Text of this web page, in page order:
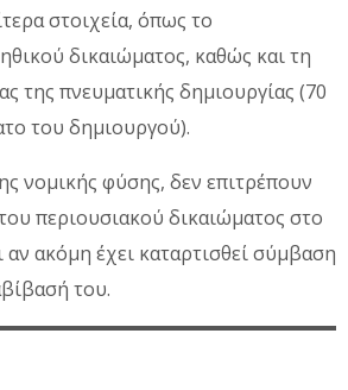
στοιχεία, όπως το
δικαιώματος, καθώς και τη
της πνευματικής δημιουργίας (70
του δημιουργού).
νομικής φύσης, δεν επιτρέπουν
περιουσιακού δικαιώματος στο
αν ακόμη έχει καταρτισθεί σύμβαση
του.